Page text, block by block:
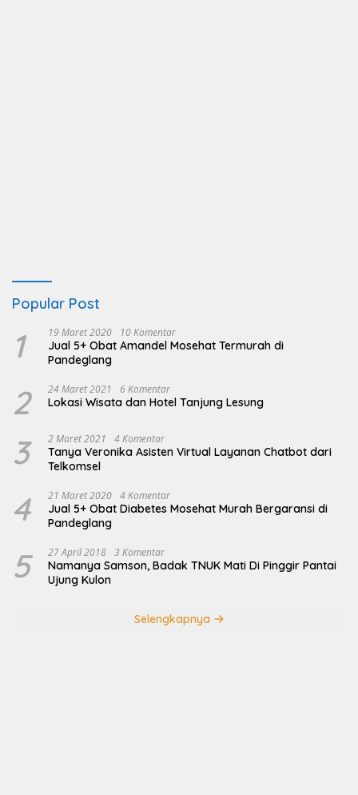
Popular Post
1 19 Maret 2020 10 Komentar
Jual 5+ Obat Amandel Mosehat Termurah di
Pandeglang
2 24 Maret 2021 6 Komentar
Lokasi Wisata dan Hotel Tanjung Lesung
3 2 Maret 2021 4 Komentar
Tanya Veronika Asisten Virtual Layanan Chatbot dari
Telkomsel
4 21 Maret 2020 4 Komentar
Jual 5+ Obat Diabetes Mosehat Murah Bergaransi di
Pandeglang
5 27 April 2018 3 Komentar
Namanya Samson, Badak TNUK Mati Di Pinggir Pantai
Ujung Kulon
Selengkapnya